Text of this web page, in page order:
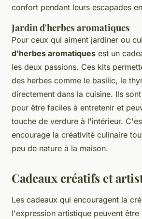
confort pendant leurs escapades
Jardin d'herbes aromatiques
Pour ceux qui aiment jardiner ou
d'herbes aromatiques est un
les deux passions. Ces kits
des herbes comme le basilic, le
directement dans la cuisine. Ils
pour être faciles à entretenir et
touche de verdure à l'intérieur.
encourage la créativité culinaire
peu de nature à la maison.
Cadeaux créatifs et
Les cadeaux qui encouragent la
l'expression artistique peuvent